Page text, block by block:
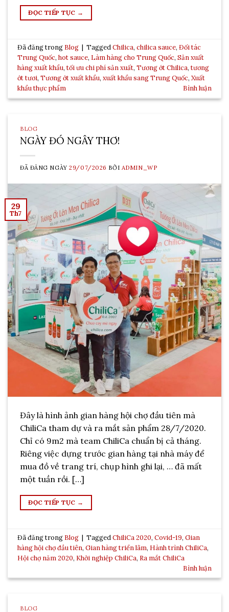
ĐỌC TIẾP TỤC →
Đã đăng trong Blog | TaggedChilica,chilica sauce,Đối tác
Trung Quốc,hot sauce, Làm hàng cho Trung Quốc,Sản xuất
hàng xuất khẩu,tối ưu chi phí sản xuất,Tương ớt Chilica,tương
ớt tươi,Tương ớt xuất khẩu,xuất khẩu sang Trung Quốc,Xuất
khẩu thực phẩm
Bình luận
BLOG
NGÀY ĐÓ NGÂY THƠ!
ĐÃ ĐĂNG NGÀY29/07/2026 BỞI ADMIN_WP
29
Th7
Đây là hình ảnh gian hàng hội chợ đầu tiên mà
ChiliCa tham dự và ra mắt sản phẩm 28/7/2020.
Chỉ có 9m2 mà team ChiliCa chuẩn bị cả tháng.
Riêng việc dựng trước gian hàng tại nhà máy để
mua đồ về trang trí, chụp hình ghi lại, … đã mất
một tuần rồi. […]
ĐỌC TIẾP TỤC →
Đã đăng trong Blog | TaggedChiliCa 2020,Covid-19,Gian
hàng hội chợ đầu tiên,Gian hàng triển lãm, Hành trình ChiliCa,
Hội chợ năm 2020, Khởi nghiệp ChiliCa, Ra mắt ChiliCa
Bình luận
BLOG